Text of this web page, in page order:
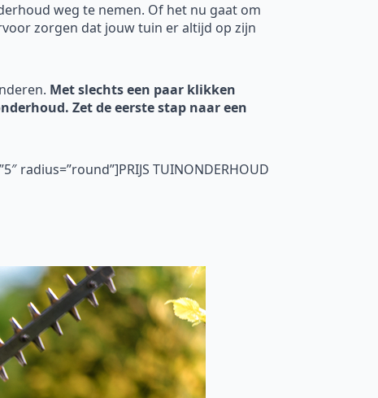
weg te nemen. Of het nu gaat om
zorgen dat jouw tuin er altijd op zijn
Met slechts een paar klikken
Zet de eerste stap naar een
TUINONDERHOUD